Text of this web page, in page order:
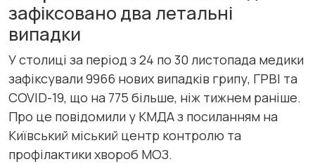
зафіксовано два летальні
випадки
У столиці за період з 24 по 30 листопада медики
зафіксували 9966 нових випадків грипу, ГРВІ та
COVID-19, що на 775 більше, ніж тижнем раніше.
Про це повідомили у КМДА з посиланням на
Київський міський центр контролю та
профілактики хвороб МОЗ.